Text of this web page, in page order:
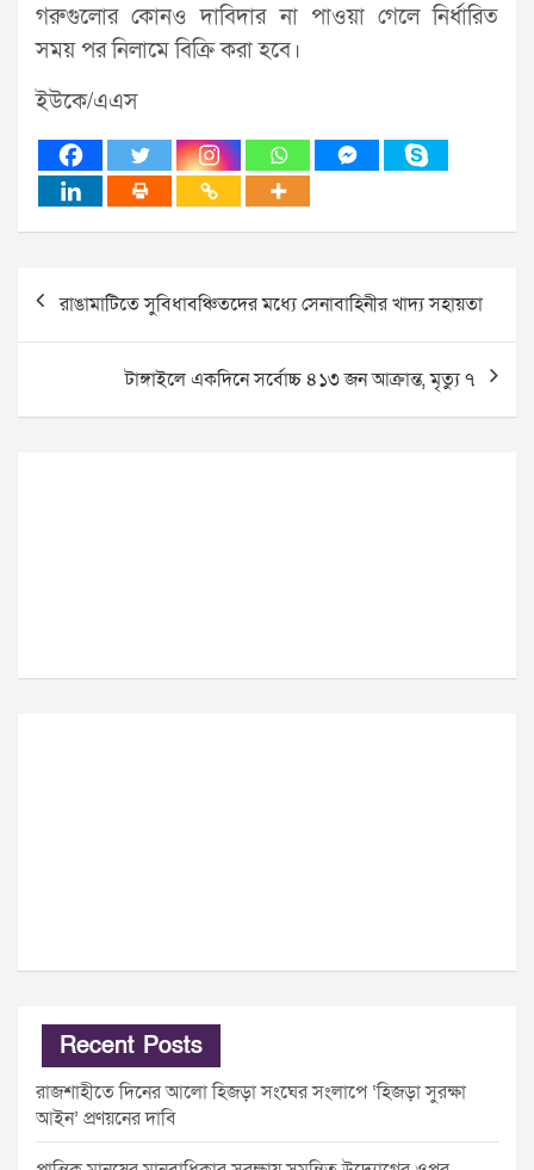
গরুগুলোর কোনও দাবিদার না পাওয়া গেলে নির্ধারিত
সময় পর নিলামে বিক্রি করা হবে।
ইউকে/এএস
Post
navigation
রাঙামাটিতে সুবিধাবঞ্চিতদের মধ্যে সেনাবাহিনীর খাদ্য সহায়তা
টাঙ্গাইলে একদিনে সর্বোচ্চ ৪১৩ জন আক্রান্ত, মৃত্যু ৭
Recent Posts
রাজশাহীতে দিনের আলো হিজড়া সংঘের সংলাপে ‘হিজড়া সুরক্ষা
আইন’ প্রণয়নের দাবি